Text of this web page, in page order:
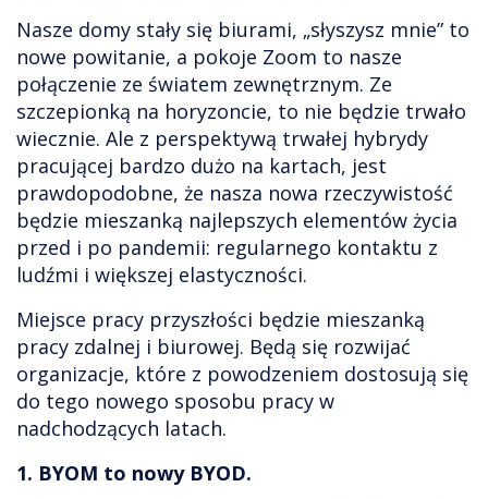
Nasze domy stały się biurami, „słyszysz mnie” to
nowe powitanie, a pokoje Zoom to nasze
połączenie ze światem zewnętrznym. Ze
szczepionką na horyzoncie, to nie będzie trwało
wiecznie. Ale z perspektywą trwałej hybrydy
pracującej bardzo dużo na kartach, jest
prawdopodobne, że nasza nowa rzeczywistość
będzie mieszanką najlepszych elementów życia
przed i po pandemii: regularnego kontaktu z
ludźmi i większej elastyczności.
Miejsce pracy przyszłości będzie mieszanką
pracy zdalnej i biurowej. Będą się rozwijać
organizacje, które z powodzeniem dostosują się
do tego nowego sposobu pracy w
nadchodzących latach.
1. BYOM to nowy BYOD.